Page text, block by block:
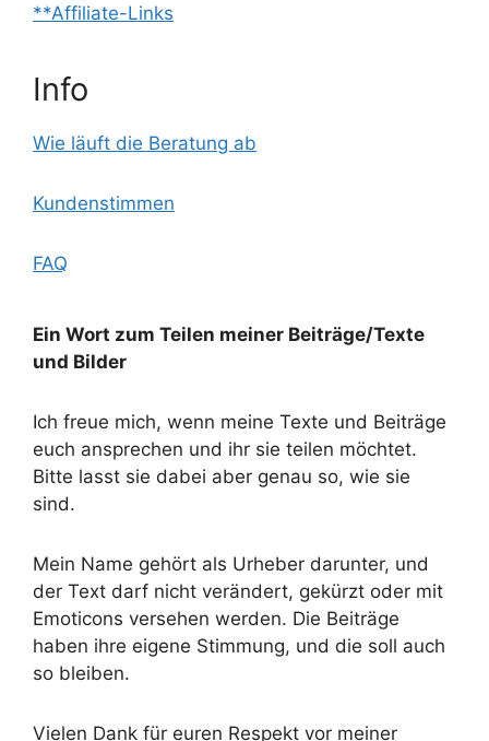
**Affiliate-Links
Info
Wie läuft die Beratung ab
Kundenstimmen
FAQ
Ein Wort zum Teilen meiner Beiträge/Texte
und Bilder
Ich freue mich, wenn meine Texte und Beiträge
euch ansprechen und ihr sie teilen möchtet.
Bitte lasst sie dabei aber genau so, wie sie
sind.
Mein Name gehört als Urheber darunter, und
der Text darf nicht verändert, gekürzt oder mit
Emoticons versehen werden. Die Beiträge
haben ihre eigene Stimmung, und die soll auch
so bleiben.
Vielen Dank für euren Respekt vor meiner